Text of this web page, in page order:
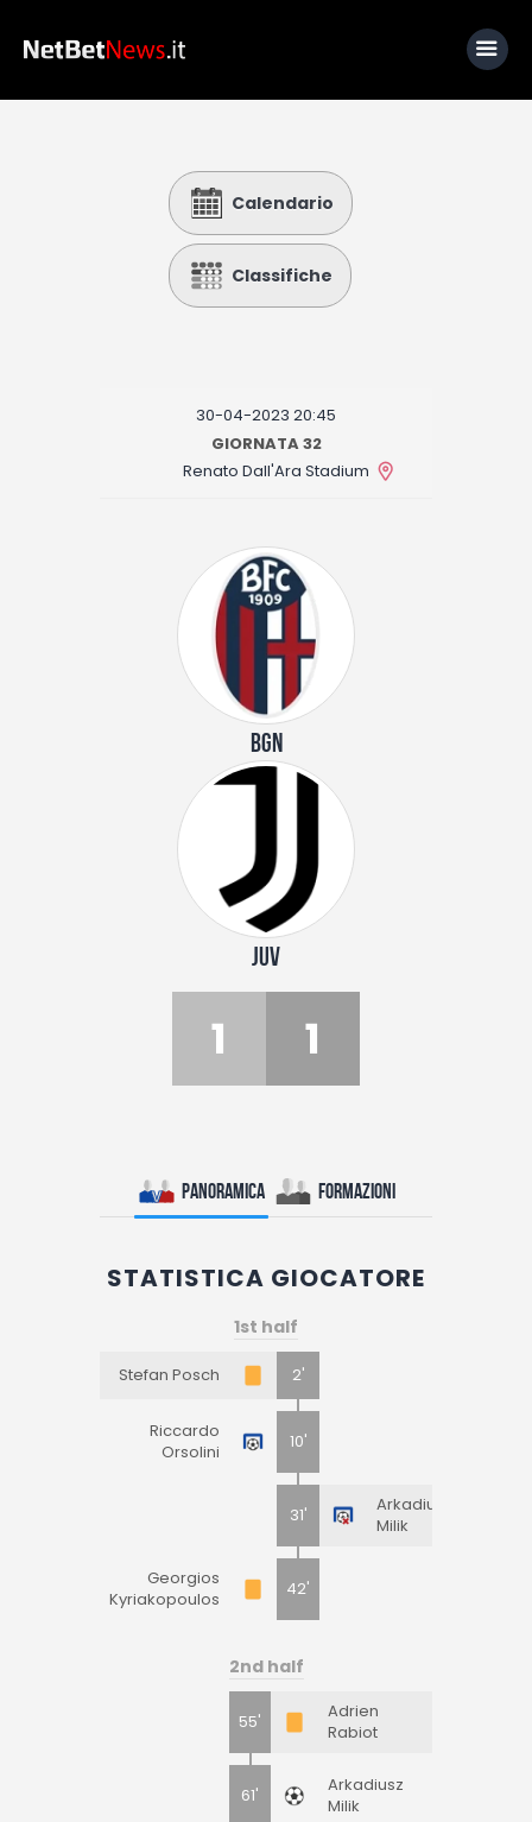
Calcio
Basket
Fantacalcio
I consigli di Giulia
Calendario
Classifiche
30-04-2023 20:45
GIORNATA 32
Renato Dall'Ara Stadium
BGN
JUV
1 1
Panoramica Formazioni
STATISTICA GIOCATORE
1st half
Stefan Posch 2'
Riccardo
Orsolini
10'
31'
Arkadiusz
Milik
Georgios
Kyriakopoulos
42'
2nd half
55'
Adrien
Rabiot
61'
Arkadiusz
Milik